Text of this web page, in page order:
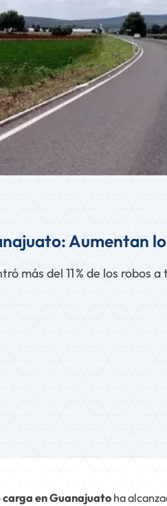
Aumentan
más del 11 % de los robos
en Guanajuatoha